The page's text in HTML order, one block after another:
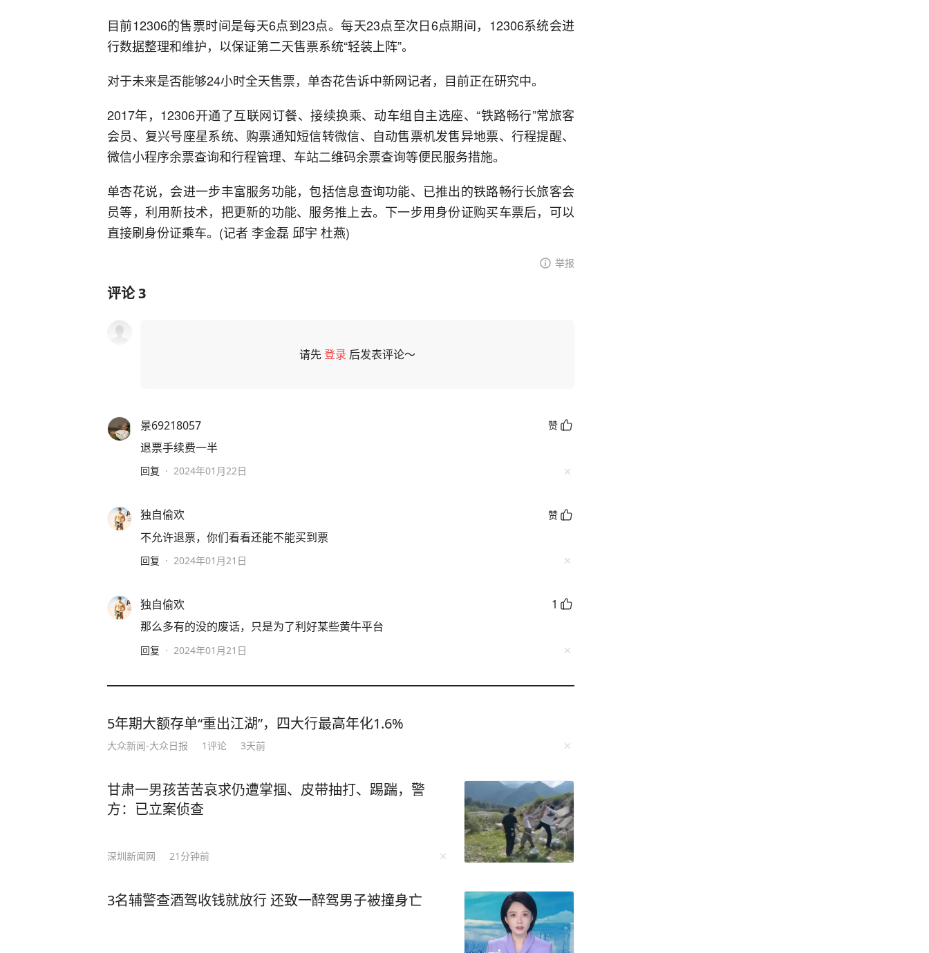
目前12306的售票时间是每天6点到23点。每天23点至次日6点期间，12306系统会进
行数据整理和维护，以保证第二天售票系统“轻装上阵”。
对于未来是否能够24小时全天售票，单杏花告诉中新网记者，目前正在研究中。
2017年，12306开通了互联网订餐、接续换乘、动车组自主选座、“铁路畅行”常旅客
会员、复兴号座星系统、购票通知短信转微信、自动售票机发售异地票、行程提醒、
微信小程序余票查询和行程管理、车站二维码余票查询等便民服务措施。
单杏花说，会进一步丰富服务功能，包括信息查询功能、已推出的铁路畅行长旅客会
员等，利用新技术，把更新的功能、服务推上去。下一步用身份证购买车票后，可以
直接刷身份证乘车。(记者 李金磊 邱宇 杜燕)
举报
评论3
请先登录 后发表评论～
景69218057 赞
退票手续费一半
回复 · 2024年01月22日
独自偷欢 赞
不允许退票，你们看看还能不能买到票
回复 · 2024年01月21日
独自偷欢
1
那么多有的没的废话，只是为了利好某些黄牛平台
回复 · 2024年01月21日
5年期大额存单“重出江湖”，四大行最高年化1.6%
大众新闻-大众日报 1评论 3天前
甘肃一男孩苦苦哀求仍遭掌掴、皮带抽打、踢踹，警
方：已立案侦查
深圳新闻网 21分钟前
3名辅警查酒驾收钱就放行 还致一醉驾男子被撞身亡